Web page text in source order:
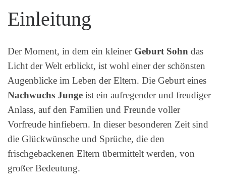
Einleitung
Der Moment, in dem ein kleiner Geburt Sohn das
Licht der Welt erblickt, ist wohl einer der schönsten
Augenblicke im Leben der Eltern. Die Geburt eines
Nachwuchs Junge ist ein aufregender und freudiger
Anlass, auf den Familien und Freunde voller
Vorfreude hinfiebern. In dieser besonderen Zeit sind
die Glückwünsche und Sprüche, die den
frischgebackenen Eltern übermittelt werden, von
großer Bedeutung.